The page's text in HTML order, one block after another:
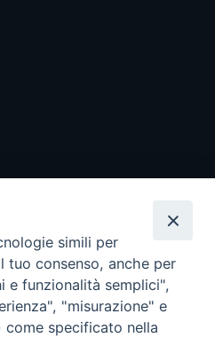
Tutti i diritti riservati - Vita
simili per
tuo consenso, anche per
e funzionalità semplici",
"misurazione" e
specificato nella